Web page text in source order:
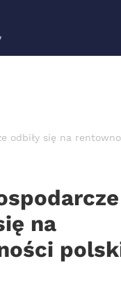
odbiły się na
na